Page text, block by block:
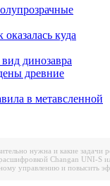
куда
динозавра
древние
в метавсленной
нужна и какие задачи
Changan UNI-S
управлению и повысить